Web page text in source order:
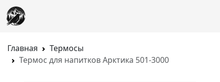
Главная
Термосы
Термос для напитков Арктика 501-3000